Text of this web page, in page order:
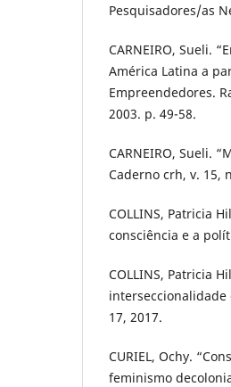
Pesquisadores/as
CARNEIRO, Sueli.
América Latina a
Empreendedores.
2003. p. 49-58.
CARNEIRO, Sueli.
Caderno crh, v. 15,
COLLINS, Patricia
consciência e a
COLLINS, Patricia
interseccionalidade
17, 2017.
CURIEL, Ochy.
feminismo